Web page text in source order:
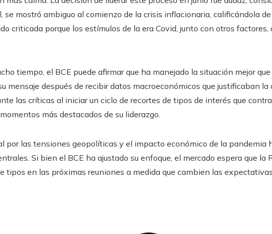
se mostró ambiguo al comienzo de la crisis inflacionaria, calificándola
criticada porque los estímulos de la era Covid, junto con otros
tiempo, el BCE puede afirmar que ha manejado la situación mejor que
mensaje después de recibir datos macroeconómicos que justificaban la
las críticas al iniciar un ciclo de recortes de tipos de interés que
más destacados de su liderazgo.
por las tensiones geopolíticas y el impacto económico de la pandemia
Si bien el BCE ha ajustado su enfoque, el mercado espera que la
tipos en las próximas reuniones a medida que cambien las